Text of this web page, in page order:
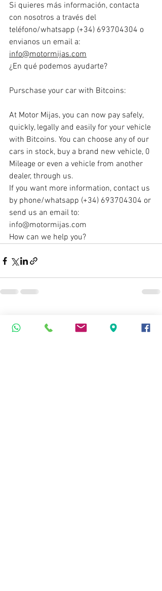
Si quieres más información, contacta
con nosotros a través del
teléfono/whatsapp (+34) 693704304 o
envianos un email a:
info@motormijas.com
¿En qué podemos ayudarte?
Purschase your car with Bitcoins:
At Motor Mijas, you can now pay safely,
quickly, legally and easily for your vehicle
with Bitcoins. You can choose any of our
cars in stock, buy a brand new vehicle, 0
Mileage or even a vehicle from another
dealer, through us.
If you want more information, contact us
by phone/whatsapp (+34) 693704304 or
send us an email to:
info@motormijas.com
How can we help you?